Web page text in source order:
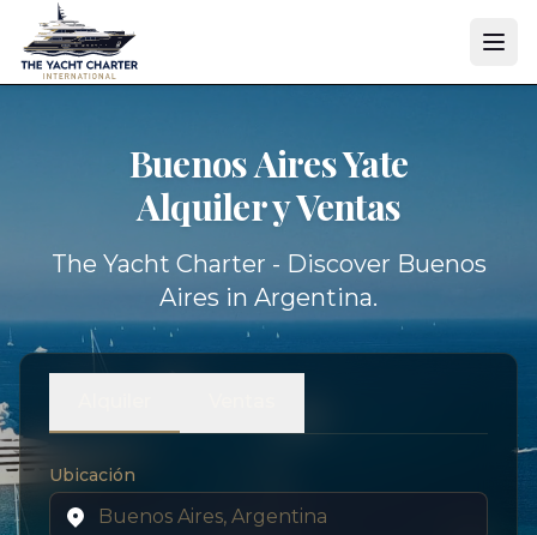
Buenos Aires Yate
Alquiler y Ventas
The Yacht Charter - Discover Buenos
Aires in Argentina.
Ubicación